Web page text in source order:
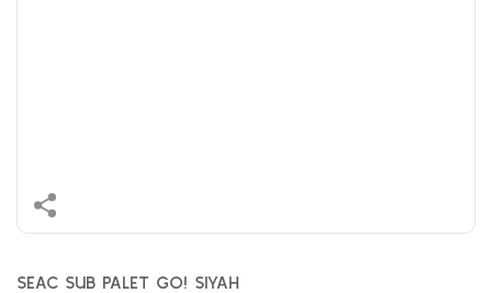
SEAC SUB PALET GO! SIYAH